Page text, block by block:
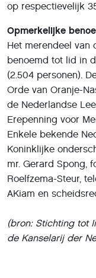
op respectievelijk
Opmerkelijke
Het merendeel van
benoemd tot lid in
(2.504 personen).
Orde van Oranje-
de Nederlandse
Erepenning voor
Enkele bekende
Koninklijke
mr. Gerard Spong,
Roelfzema-Steur,
AKiam en
(bron: Stichting tot
de Kanselarij der